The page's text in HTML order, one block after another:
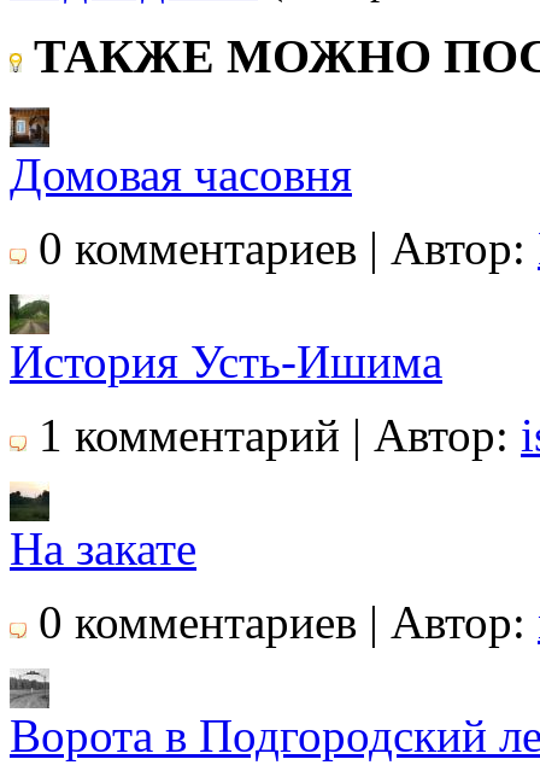
ТАКЖЕ МОЖНО
Домовая часовня
0 комментариев | Автор:
История Усть-Ишима
1 комментарий | Автор:
На закате
0 комментариев | Автор:
Ворота в Подгородский